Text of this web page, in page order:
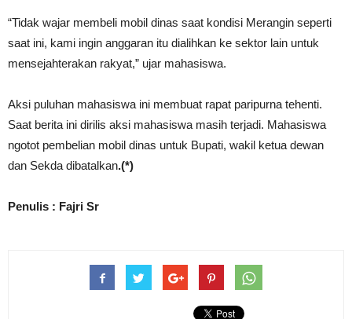
“Tidak wajar membeli mobil dinas saat kondisi Merangin seperti
saat ini, kami ingin anggaran itu dialihkan ke sektor lain untuk
mensejahterakan rakyat,” ujar mahasiswa.
Aksi puluhan mahasiswa ini membuat rapat paripurna tehenti.
Saat berita ini dirilis aksi mahasiswa masih terjadi. Mahasiswa
ngotot pembelian mobil dinas untuk Bupati, wakil ketua dewan
dan Sekda dibatalkan.(*)
Penulis : Fajri Sr